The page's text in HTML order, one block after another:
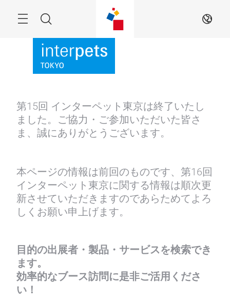
Search JA
第15回 インターペット東京は終了いたし
ました。ご協力・ご参加いただいた皆さ
ま、誠にありがとうございます。
本ページの情報は前回のものです、第16回
インターペット東京に関する情報は順次更
新させていただきますのであらためてよろ
しくお願い申上げます。
目的の出展者・製品・サービスを検索でき
ます。
効率的なブース訪問に是非ご活用くださ
い！